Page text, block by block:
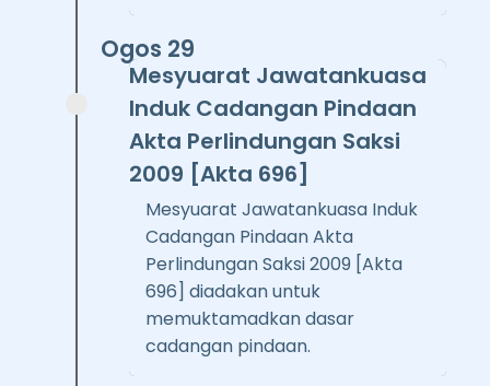
Ogos 29
Mesyuarat Jawatankuasa
Induk Cadangan Pindaan
Akta Perlindungan Saksi
2009 [Akta 696]
Mesyuarat Jawatankuasa Induk
Cadangan Pindaan Akta
Perlindungan Saksi 2009 [Akta
696] diadakan untuk
memuktamadkan dasar
cadangan pindaan.